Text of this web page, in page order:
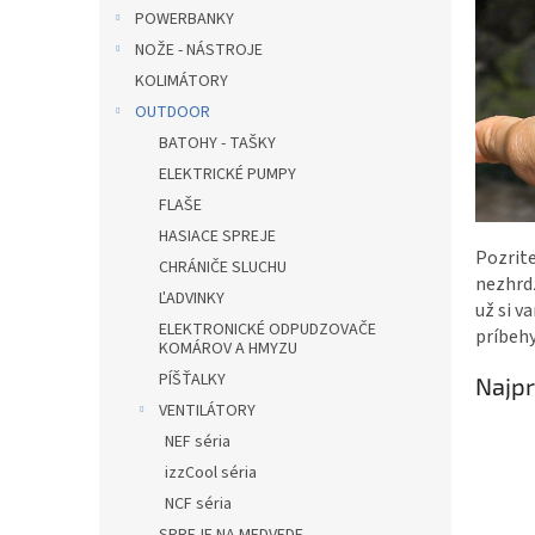
POWERBANKY
NOŽE - NÁSTROJE
KOLIMÁTORY
OUTDOOR
BATOHY - TAŠKY
ELEKTRICKÉ PUMPY
FLAŠE
HASIACE SPREJE
CHRÁNIČE SLUCHU
ĽADVINKY
ELEKTRONICKÉ ODPUDZOVAČE
KOMÁROV A HMYZU
PÍŠŤALKY
VENTILÁTORY
NEF séria
izzCool séria
NCF séria
už si